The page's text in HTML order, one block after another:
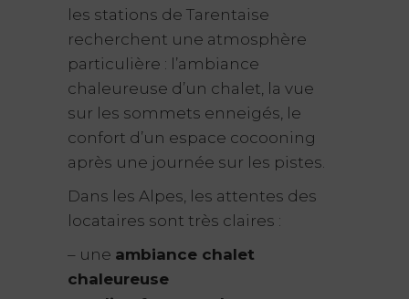
les stations de Tarentaise
recherchent une atmosphère
particulière : l’ambiance
chaleureuse d’un chalet, la vue
sur les sommets enneigés, le
confort d’un espace cocooning
après une journée sur les pistes.
Dans les Alpes, les attentes des
locataires sont très claires :
– une ambiance chalet
chaleureuse